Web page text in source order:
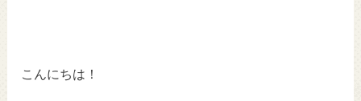
こんにちは！